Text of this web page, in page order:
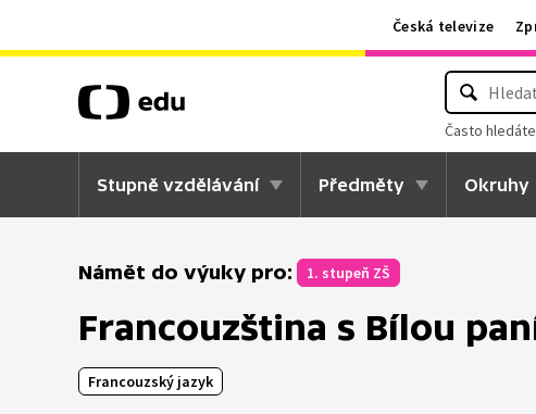
Česká televize
Často
Stupně vzdělávání Předměty Okruhy
Námět do výuky pro: 1. stupeň ZŠ
Francouzština s Bílou
Francouzský jazyk